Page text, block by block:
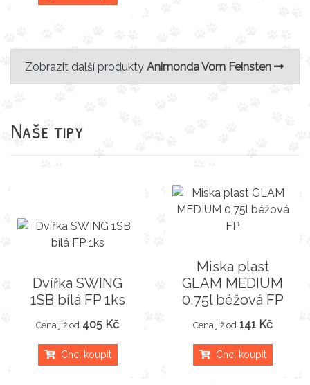
Zobrazit další produkty Animonda Vom Feinsten
Naše tipy
Dvířka SWING
1SB bílá FP 1ks
Cena již od 405 Kč
Chci koupit
Miska plast
GLAM MEDIUM
0,75l béžová FP
Cena již od 141 Kč
Chci koupit